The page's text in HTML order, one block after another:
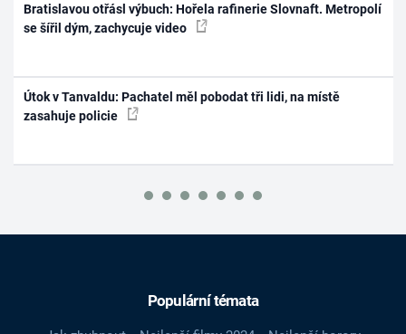
Bratislavou otřásl výbuch: Hořela rafinerie Slovnaft. Metropolí
se šířil dým, zachycuje video
Útok v Tanvaldu: Pachatel měl pobodat tři lidi, na místě
zasahuje policie
Populární témata